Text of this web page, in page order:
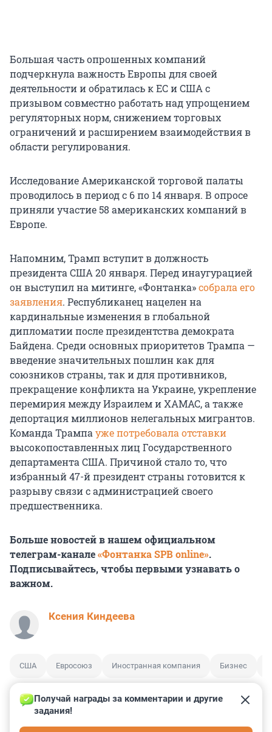
Большая часть опрошенных компаний
подчеркнула важность Европы для своей
деятельности и обратилась к ЕС и США с
призывом совместно работать над упрощением
регуляторных норм, снижением торговых
ограничений и расширением взаимодействия в
области регулирования.
Исследование Американской торговой палаты
проводилось в период с 6 по 14 января. В опросе
приняли участие 58 американских компаний в
Европе.
Напомним, Трамп вступит в должность
президента США 20 января. Перед инаугурацией
он выступил на митинге, «Фонтанка»собрала его
заявления. Республиканец нацелен на
кардинальные изменения в глобальной
дипломатии после президентства демократа
Байдена. Среди основных приоритетов Трампа —
введение значительных пошлин как для
союзников страны, так и для противников,
прекращение конфликта на Украине, укрепление
перемирия между Израилем и ХАМАС, а также
депортация миллионов нелегальных мигрантов.
Команда Трампа уже потребовала отставки
высокопоставленных лиц Государственного
департамента США. Причиной стало то, что
избранный 47-й президент страны готовится к
разрыву связи с администрацией своего
предшественника.
Больше новостей в нашем официальном
телеграм-канале«Фонтанка SPB online».
Подписывайтесь, чтобы первыми узнавать о
важном.
Ксения Киндеева
США Евросоюз Иностранная компания Бизнес
Получай награды за комментарии и другие
задания!